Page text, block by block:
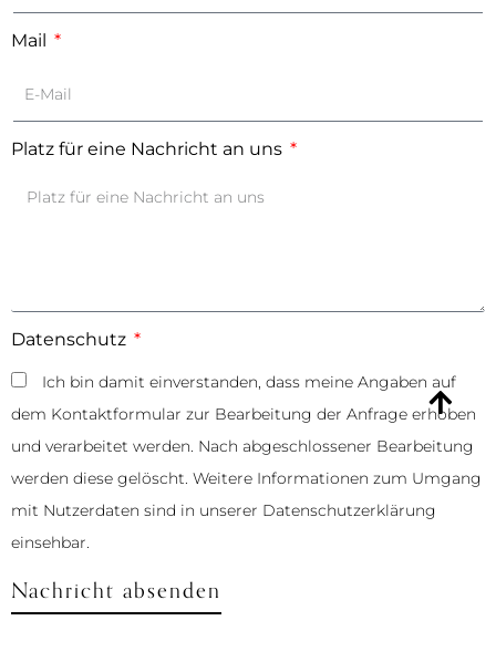
Mail
Platz für eine Nachricht an uns
Datenschutz
Ich bin damit einverstanden, dass meine Angaben auf
dem Kontaktformular zur Bearbeitung der Anfrage erhoben
und verarbeitet werden. Nach abgeschlossener Bearbeitung
werden diese gelöscht. Weitere Informationen zum Umgang
mit Nutzerdaten sind in unserer Datenschutzerklärung
einsehbar.
Nachricht absenden